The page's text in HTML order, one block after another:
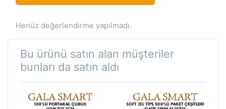
Henüz değerlendirme yapılmadı.
Bu ürünü satın alan müşteriler
bunları da satın aldı